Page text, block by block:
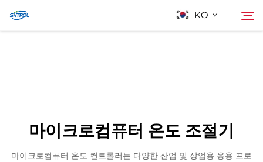
KO
마이크로컴퓨터 온도 조절기
마이크로컴퓨터 온도 컨트롤러는 다양한 산업 및 상업용 응용 프로